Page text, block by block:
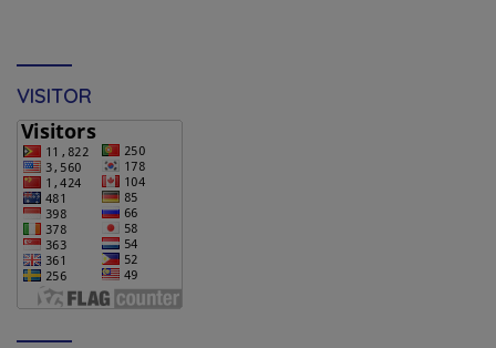
VISITOR